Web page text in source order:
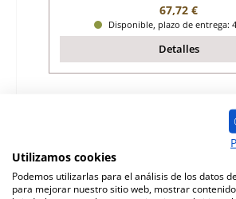
Precio normal:
67,72 €
Disponible, plazo de entrega:
Detalles
Utilizamos cookies
Podemos utilizarlas para el análisis de los datos
para mejorar nuestro sitio web, mostrar